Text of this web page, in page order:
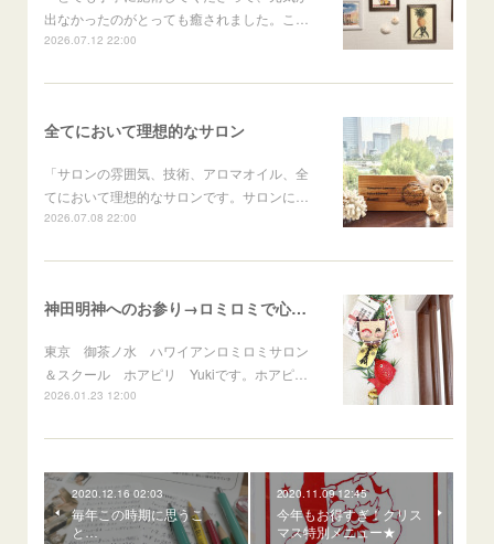
出なかったのがとっても癒されました。こ…
2026.07.12 22:00
全てにおいて理想的なサロン
「サロンの雰囲気、技術、アロマオイル、全
てにおいて理想的なサロンです。サロンに…
2026.07.08 22:00
神田明神へのお参り→ロミロミで心身のメンテナンス
東京 御茶ノ水 ハワイアンロミロミサロン
＆スクール ホアピリ Yukiです。ホアピ…
2026.01.23 12:00
2020.12.16 02:03
毎年この時期に思うこ
と…
2020.11.09 12:45
今年もお得すぎ！クリス
マス特別メニュー★